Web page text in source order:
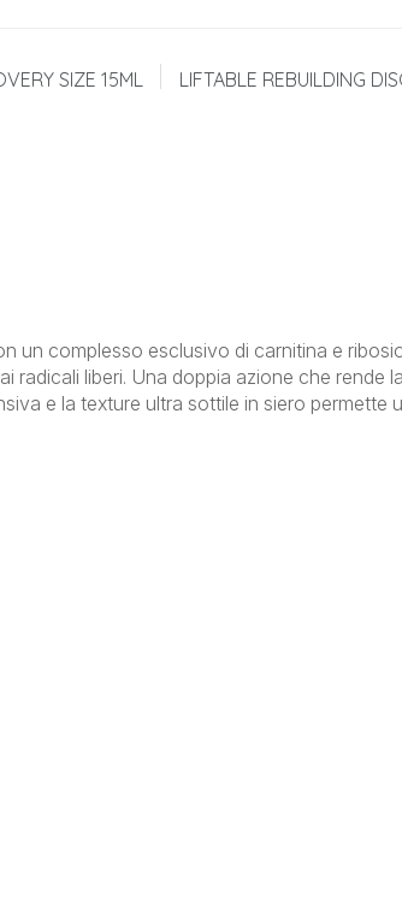
SIZE 15ML
LIFTABLE REBUILDING
un complesso esclusivo di carnitina e
liberi. Una doppia azione che rende
e la texture ultra sottile in siero permette